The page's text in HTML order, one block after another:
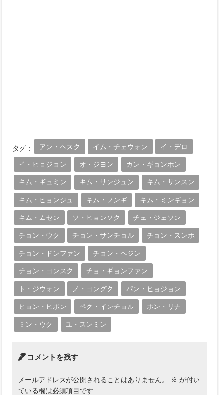
タグ： アン・ヘスク イム・チェウォン イ・デロ
イ・ヒョジョン オ・ジヨン カン・ギョンホン
キム・ギュミン キム・サンジュン キム・サンスン
キム・ヒョンジュ キム・フンギ キム・ミンギョン
キム・ムセン ソ・ヒョンソク チェ・ジェソン
チョン・ウク チョン・サンチョル チョン・スンホ
チョン・ドンファン チョン・ヘジン
チョン・ヨンスク チョ・ギョンファン
ト・ジウォン ノ・ヨングク パン・ヒョジョン
ピョン・ヒボン ペク・インチョル ホン・リナ
ミン・ウク ユ・スンミン
コメントを残す
メールアドレスが公開されることはありません。 ※ が付い
ている欄は必須項目です